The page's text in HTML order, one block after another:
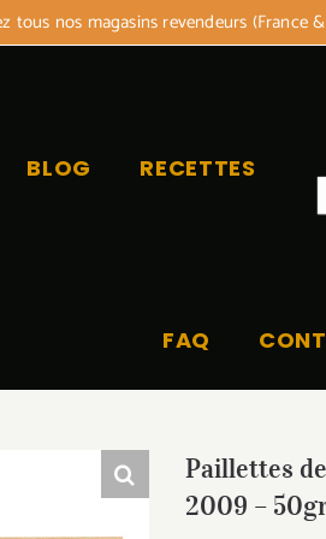
tous nos magasins revendeurs (France
BLOG RECETTES
FAQ
Paillettes
2009 –